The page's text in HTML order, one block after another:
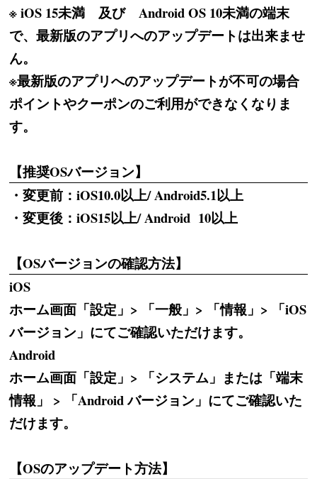
※ iOS 15未満 及び Android OS 10未満の端末
で、最新版のアプリへのアップデートは出来ませ
ん。
※最新版のアプリへのアップデートが不可の場合
ポイントやクーポンのご利用ができなくなりま
す。
【推奨OSバージョン】
・変更前：iOS10.0以上/ Android5.1以上
・変更後：iOS15以上/ Android 10以上
【OSバージョンの確認方法】
iOS
ホーム画面「設定」> 「一般」> 「情報」> 「iOS
バージョン」にてご確認いただけます。
Android
ホーム画面「設定」> 「システム」または「端末
情報」 > 「Android バージョン」にてご確認いた
だけます。
【OSのアップデート方法】